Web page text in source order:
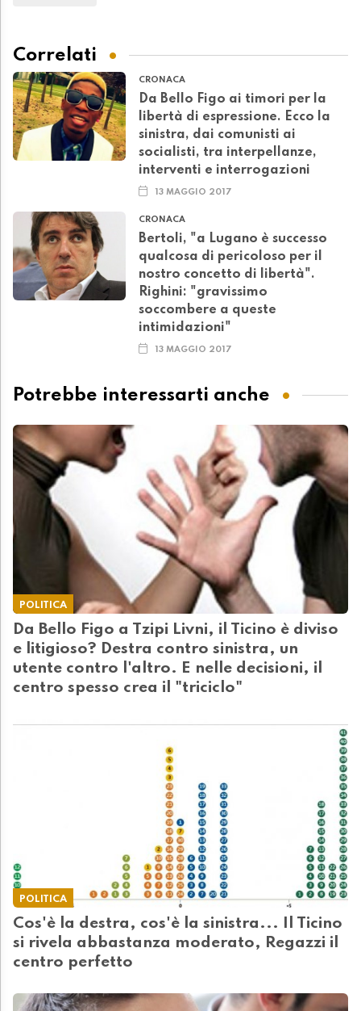
Correlati
CRONACA
Da Bello Figo ai timori per la
libertà di espressione. Ecco la
sinistra, dai comunisti ai
socialisti, tra interpellanze,
interventi e interrogazioni
13 MAGGIO 2017
CRONACA
Bertoli, "a Lugano è successo
qualcosa di pericoloso per il
nostro concetto di libertà".
Righini: "gravissimo
soccombere a queste
intimidazioni"
13 MAGGIO 2017
Potrebbe interessarti anche
POLITICA
Da Bello Figo a Tzipi Livni, il Ticino è diviso
e litigioso? Destra contro sinistra, un
utente contro l'altro. E nelle decisioni, il
centro spesso crea il "triciclo"
POLITICA
Cos'è la destra, cos'è la sinistra... Il Ticino
si rivela abbastanza moderato, Regazzi il
centro perfetto